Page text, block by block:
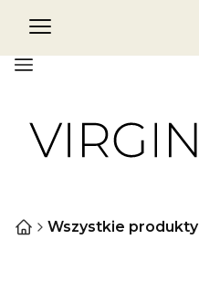
Menu
Menu
Wszystkie produkty